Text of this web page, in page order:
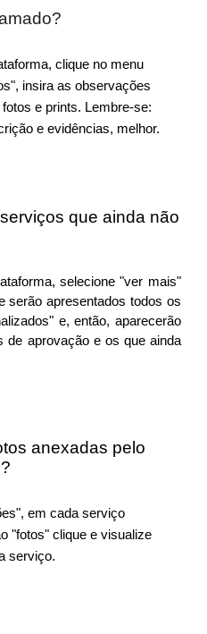
clique no menu
insira as observações
e prints. Lembre-se:
e evidências, melhor.
que ainda não
selecione "ver mais"
serão apresentados todos os
e, então, aparecerão
de aprovação e os que ainda
anexadas pelo
em cada serviço
"fotos" clique e visualize
serviço.